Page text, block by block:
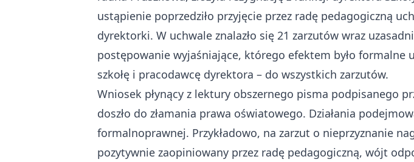
ustąpienie poprzedziło przyjęcie przez radę pedagogiczną
dyrektorki. W uchwale znalazło się 21 zarzutów wraz
postępowanie wyjaśniające, którego efektem było
szkołę i pracodawcę dyrektora – do wszystkich zarzutów.
Wniosek płynący z lektury obszernego pisma podpisanego
doszło do złamania prawa oświatowego. Działania
formalnoprawnej. Przykładowo, na zarzut o nieprzyznanie
pozytywnie zaopiniowany przez radę pedagogiczną, wójt